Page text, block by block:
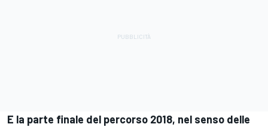
E la parte finale del percorso 2018, nel senso delle